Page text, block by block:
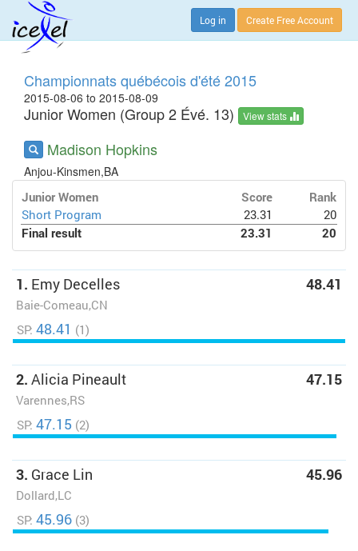
Log in Create Free Account
Championnats québécois d'été 2015
2015-08-06 to 2015-08-09
Junior Women (Group 2 Évé. 13) View stats
Madison Hopkins
Anjou-Kinsmen,BA
Junior Women Score
Rank
Short Program
23.31
20
Final result
23.31 20
1. Emy Decelles
Baie-Comeau,CN
48.41
SP: 48.41 (1)
2. Alicia Pineault
Varennes,RS
47.15
SP: 47.15 (2)
3. Grace Lin
Dollard,LC
45.96
SP: 45.96 (3)